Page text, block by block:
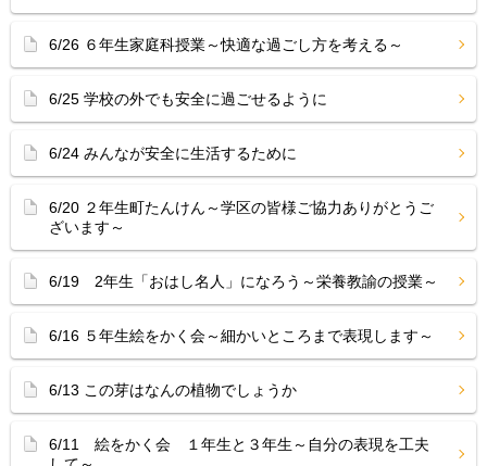
6/26 ６年生家庭科授業～快適な過ごし方を考える～
6/25 学校の外でも安全に過ごせるように
6/24 みんなが安全に生活するために
6/20 ２年生町たんけん～学区の皆様ご協力ありがとうご
ざいます～
6/19 2年生「おはし名人」になろう～栄養教諭の授業～
6/16 ５年生絵をかく会～細かいところまで表現します～
6/13 この芽はなんの植物でしょうか
6/11 絵をかく会 １年生と３年生～自分の表現を工夫